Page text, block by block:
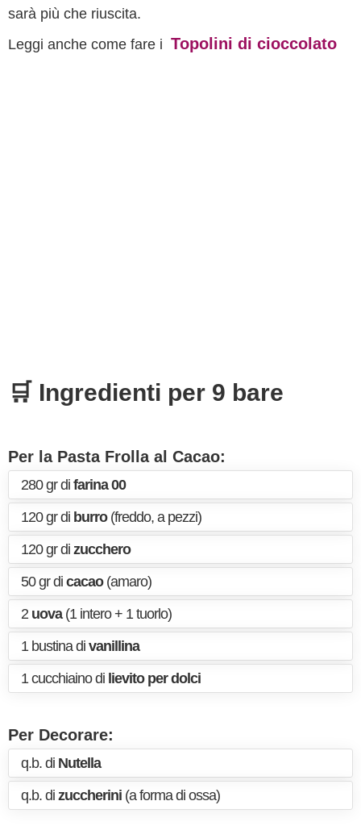
sarà più che riuscita.
Leggi anche come fare i Topolini di cioccolato
🛒 Ingredienti per 9 bare
Per la Pasta Frolla al Cacao:
280 gr di farina 00
120 gr di burro(freddo, a pezzi)
120 gr di zucchero
50 gr di cacao(amaro)
2 uova(1 intero + 1 tuorlo)
1 bustina di vanillina
1 cucchiaino di lievito per dolci
Per Decorare:
q.b. di Nutella
q.b. di zuccherini (a forma di ossa)